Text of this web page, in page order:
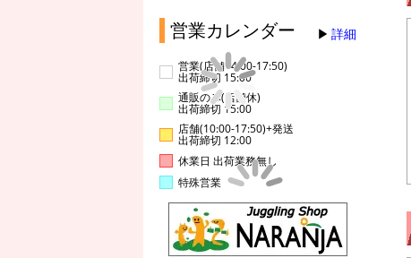
営業カレンダー 詳細
営業(店舗14:00-17:50)
出荷締切 15:00
通販のみ(店舗休)
出荷締切 15:00
店舗(10:00-17:50)+発送
出荷締切 12:00
休業日 出荷業務無し
特殊営業